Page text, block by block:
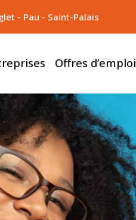
- Pau - Saint-Palais
Offres d’emploi